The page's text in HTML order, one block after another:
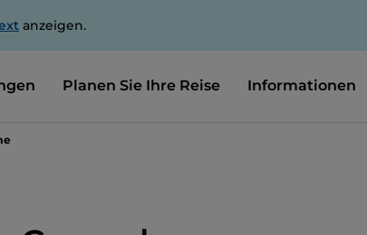
anzeigen.
Planen Sie Ihre Reise Informationen